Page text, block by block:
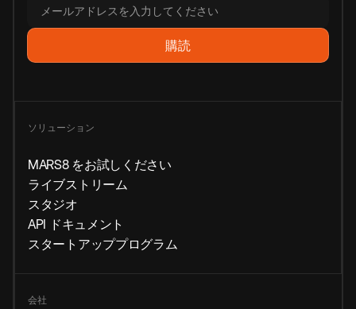
ソリューション
MARS8 をお試しください
ライブストリーム
スタジオ
API ドキュメント
スタートアッププログラム
会社